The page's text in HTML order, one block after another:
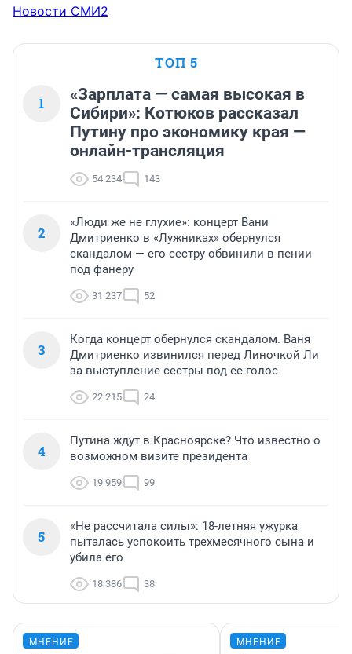
Новости СМИ2
ТОП 5
1
«Зарплата — самая высокая в
Сибири»: Котюков рассказал
Путину про экономику края —
онлайн-трансляция
54 234 143
2
«Люди же не глухие»: концерт Вани
Дмитриенко в «Лужниках» обернулся
скандалом — его сестру обвинили в пении
под фанеру
31 237 52
3
Когда концерт обернулся скандалом. Ваня
Дмитриенко извинился перед Линочкой Ли
за выступление сестры под ее голос
22 215 24
4
Путина ждут в Красноярске? Что известно о
возможном визите президента
19 959 99
5
«Не рассчитала силы»: 18-летняя ужурка
пыталась успокоить трехмесячного сына и
убила его
18 386 38
МНЕНИЕ МНЕНИЕ